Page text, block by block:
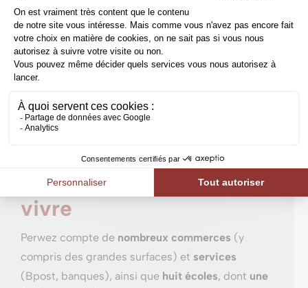
Ses habitants bénéficient par ailleurs d’un accès
direct à la E411 Bruxelles-Namurvia la sortie 11
Thorembais-Saint-Trond.
Limbourg en passant notamment par
Gembloux
Perwez, une commune à
vivre
Perwez compte de nombreux commerces (y
compris des grandes surfaces) et services
(Bpost, banques), ainsi que huit écoles, dont une